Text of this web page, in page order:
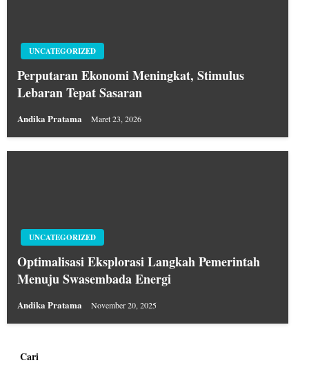
UNCATEGORIZED
Perputaran Ekonomi Meningkat, Stimulus
Lebaran Tepat Sasaran
Andika Pratama Maret 23, 2026
UNCATEGORIZED
Optimalisasi Eksplorasi Langkah Pemerintah
Menuju Swasembada Energi
Andika Pratama November 20, 2025
Cari